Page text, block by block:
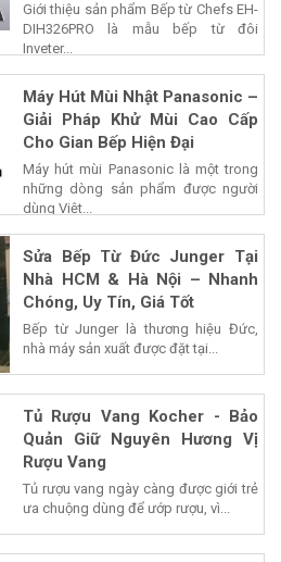
Giới thiệu sản phẩm Bếp từ Chefs EH-
DIH326PRO là mẫu bếp từ đôi
Inveter...
Máy Hút Mùi Nhật Panasonic –
Giải Pháp Khử Mùi Cao Cấp
Cho Gian Bếp Hiện Đại
Máy hút mùi Panasonic là một trong
những dòng sản phẩm được người
dùng Việt...
Sửa Bếp Từ Đức Junger Tại
Nhà HCM & Hà Nội – Nhanh
Chóng, Uy Tín, Giá Tốt
Bếp từ Junger là thương hiệu Đức,
nhà máy sản xuất được đặt tại...
Tủ Rượu Vang Kocher - Bảo
Quản Giữ Nguyên Hương Vị
Rượu Vang
Tủ rượu vang ngày càng được giới trẻ
ưa chuộng dùng để ướp rượu, vì...